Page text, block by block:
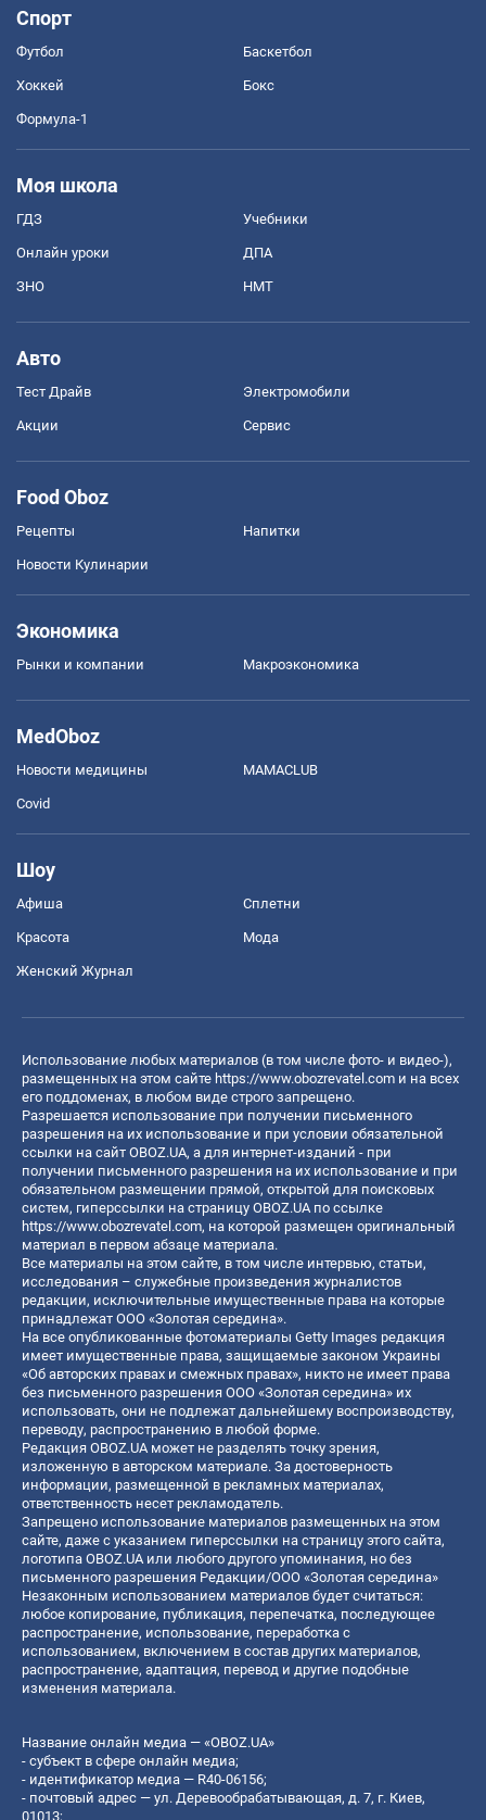
Спорт
Футбол Баскетбол
Хоккей Бокс
Формула-1
Моя школа
ГДЗ Учебники
Онлайн уроки ДПА
ЗНО НМТ
Авто
Тест Драйв Электромобили
Акции Сервис
Food Oboz
Рецепты Напитки
Новости Кулинарии
Экономика
Рынки и компании Mакроэкономика
MedOboz
Новости медицины MAMACLUB
Covid
Шоу
Афиша Сплетни
Красота Мода
Женский Журнал
Использование любых материалов (в том числе фото- и видео-),
размещенных на этом сайте https://www.obozrevatel.com и на всех
его поддоменах, в любом виде строго запрещено.
Разрешается использование при получении письменного
разрешения на их использование и при условии обязательной
ссылки на сайт OBOZ.UA, а для интернет-изданий - при
получении письменного разрешения на их использование и при
обязательном размещении прямой, открытой для поисковых
систем, гиперссылки на страницу OBOZ.UA по ссылке
https://www.obozrevatel.com, на которой размещен оригинальный
материал в первом абзаце материала.
Все материалы на этом сайте, в том числе интервью, статьи,
исследования – служебные произведения журналистов
редакции, исключительные имущественные права на которые
принадлежат ООО «Золотая середина».
На все опубликованные фотоматериалы Getty Images редакция
имеет имущественные права, защищаемые законом Украины
«Об авторских правах и смежных правах», никто не имеет права
без письменного разрешения ООО «Золотая середина» их
использовать, они не подлежат дальнейшему воспроизводству,
переводу, распространению в любой форме.
Редакция OBOZ.UA может не разделять точку зрения,
изложенную в авторском материале. За достоверность
информации, размещенной в рекламных материалах,
ответственность несет рекламодатель.
Запрещено использование материалов размещенных на этом
сайте, даже с указанием гиперссылки на страницу этого сайта,
логотипа OBOZ.UA или любого другого упоминания, но без
письменного разрешения Редакции/ООО «Золотая середина»
Незаконным использованием материалов будет считаться:
любое копирование, публикация, перепечатка, последующее
распространение, использование, переработка с
использованием, включением в состав других материалов,
распространение, адаптация, перевод и другие подобные
изменения материала.
Название онлайн медиа — «OBOZ.UA»
- субъект в сфере онлайн медиа;
- идентификатор медиа — R40-06156;
- почтовый адрес — ул. Деревообрабатывающая, д. 7, г. Киев,
01013;